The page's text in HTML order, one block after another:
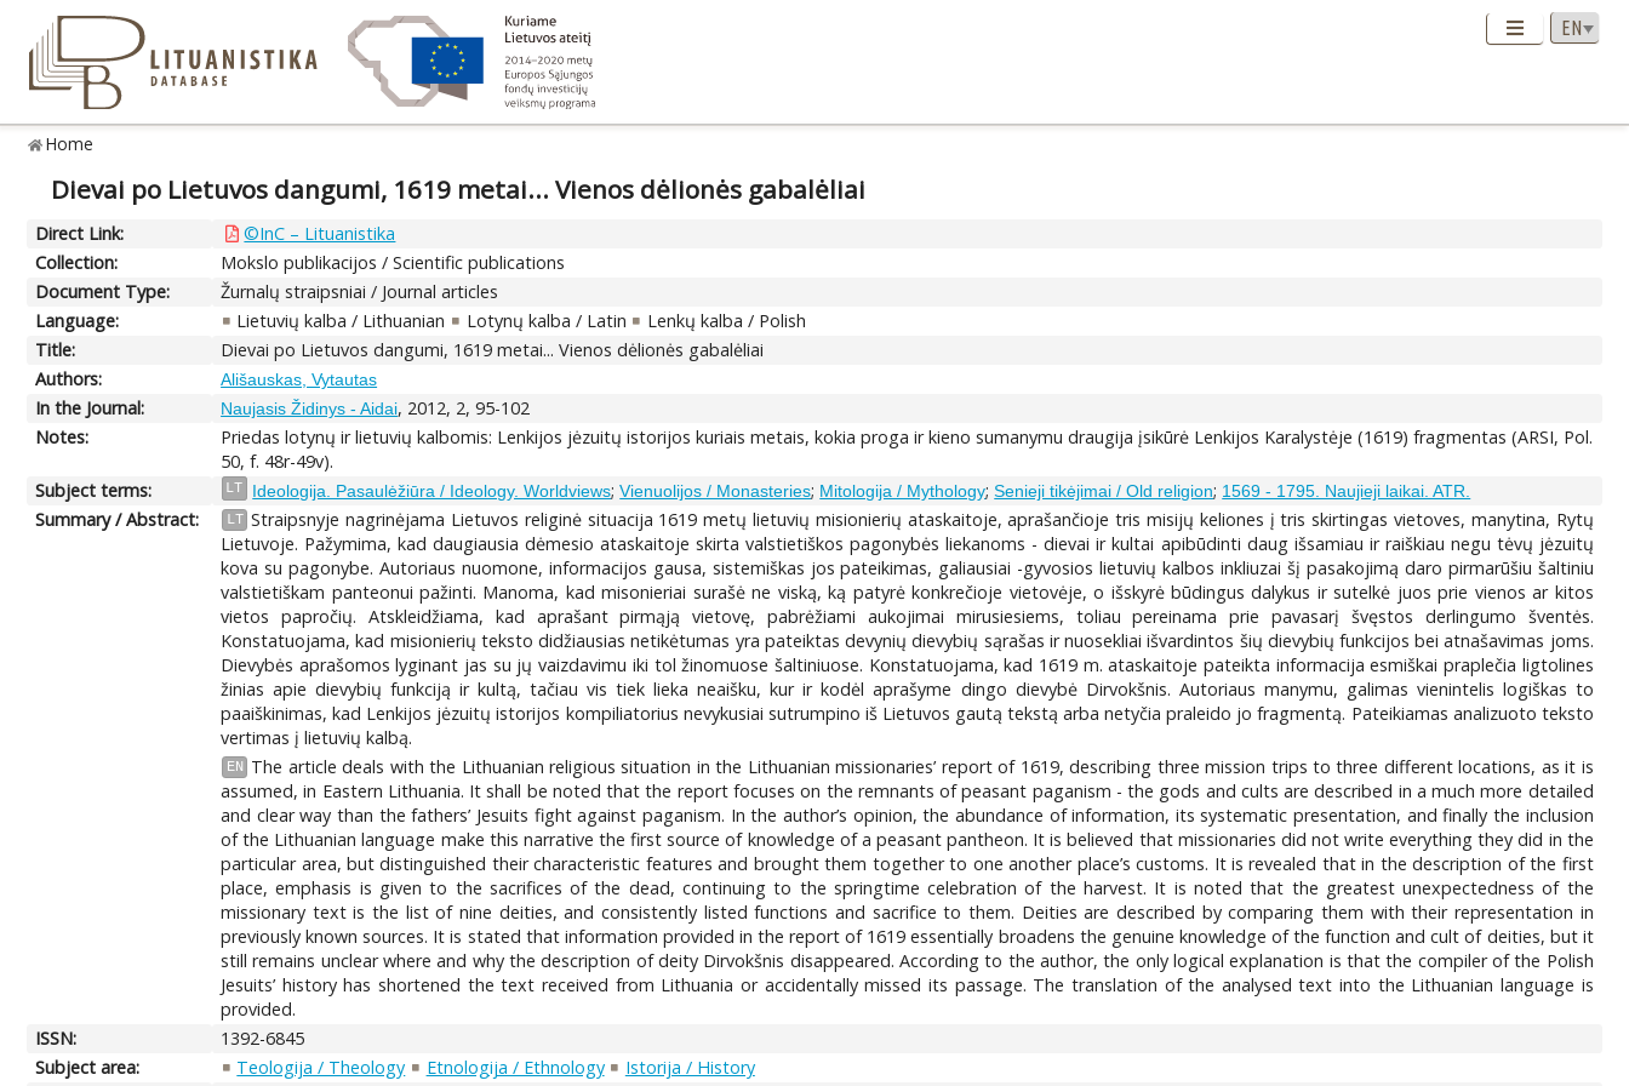
Home
Dievai po Lietuvos dangumi, 1619 metai... Vienos dėlionės gabalėliai
Direct Link:
©InC – Lituanistika
Collection:
Mokslo publikacijos / Scientific publications
Document Type:
Žurnalų straipsniai / Journal articles
Language:
Lietuvių kalba / Lithuanian Lotynų kalba / Latin
Lenkų kalba / Polish
Title:
Dievai po Lietuvos dangumi, 1619 metai... Vienos dėlionės gabalėliai
Authors:
Ališauskas, Vytautas
In the Journal: Naujasis Židinys - Aidai, 2012, 2, 95-102
Notes:
Priedas lotynų ir lietuvių kalbomis: Lenkijos jėzuitų istorijos kuriais metais, kokia proga ir kieno sumanymu draugija įsikūrė Lenkijos Karalystėje (1619) fragmentas (ARSI, Pol.
50, f. 48r-49v).
Subject terms:
LT Ideologija. Pasaulėžiūra / Ideology. Worldviews;Vienuolijos / Monasteries; Mitologija / Mythology;Senieji tikėjimai / Old religion; 1569 - 1795. Naujieji laikai. ATR.
Summary / Abstract: LT Straipsnyje nagrinėjama Lietuvos religinė situacija 1619 metų lietuvių misionierių ataskaitoje, aprašančioje tris misijų keliones į tris skirtingas vietoves, manytina, Rytų
Lietuvoje. Pažymima, kad daugiausia dėmesio ataskaitoje skirta valstietiškos pagonybės liekanoms - dievai ir kultai apibūdinti daug išsamiau ir raiškiau negu tėvų jėzuitų
kova su pagonybe. Autoriaus nuomone, informacijos gausa, sistemiškas jos pateikimas, galiausiai -gyvosios lietuvių kalbos inkliuzai šį pasakojimą daro pirmarūšiu šaltiniu
valstietiškam panteonui pažinti. Manoma, kad misonieriai surašė ne viską, ką patyrė konkrečioje vietovėje, o išskyrė būdingus dalykus ir sutelkė juos prie vienos ar kitos
vietos papročių. Atskleidžiama, kad aprašant pirmąją vietovę, pabrėžiami aukojimai mirusiesiems, toliau pereinama prie pavasarį švęstos derlingumo šventės.
Konstatuojama, kad misionierių teksto didžiausias netikėtumas yra pateiktas devynių dievybių sąrašas ir nuosekliai išvardintos šių dievybių funkcijos bei atnašavimas joms.
Dievybės aprašomos lyginant jas su jų vaizdavimu iki tol žinomuose šaltiniuose. Konstatuojama, kad 1619 m. ataskaitoje pateikta informacija esmiškai praplečia ligtolines
žinias apie dievybių funkciją ir kultą, tačiau vis tiek lieka neaišku, kur ir kodėl aprašyme dingo dievybė Dirvokšnis. Autoriaus manymu, galimas vienintelis logiškas to
paaiškinimas, kad Lenkijos jėzuitų istorijos kompiliatorius nevykusiai sutrumpino iš Lietuvos gautą tekstą arba netyčia praleido jo fragmentą. Pateikiamas analizuoto teksto
vertimas į lietuvių kalbą.
EN
The article deals with the Lithuanian religious situation in the Lithuanian missionaries’ report of 1619, describing three mission trips to three different locations, as it is
assumed, in Eastern Lithuania. It shall be noted that the report focuses on the remnants of peasant paganism - the gods and cults are described in a much more detailed
and clear way than the fathers’ Jesuits fight against paganism. In the author’s opinion, the abundance of information, its systematic presentation, and finally the inclusion
of the Lithuanian language make this narrative the first source of knowledge of a peasant pantheon. It is believed that missionaries did not write everything they did in the
particular area, but distinguished their characteristic features and brought them together to one another place’s customs. It is revealed that in the description of the first
place, emphasis is given to the sacrifices of the dead, continuing to the springtime celebration of the harvest. It is noted that the greatest unexpectedness of the
missionary text is the list of nine deities, and consistently listed functions and sacrifice to them. Deities are described by comparing them with their representation in
previously known sources. It is stated that information provided in the report of 1619 essentially broadens the genuine knowledge of the function and cult of deities, but it
still remains unclear where and why the description of deity Dirvokšnis disappeared. According to the author, the only logical explanation is that the compiler of the Polish
Jesuits’ history has shortened the text received from Lithuania or accidentally missed its passage. The translation of the analysed text into the Lithuanian language is
provided.
ISSN:
1392-6845
Subject area:
Teologija / Theology Etnologija / Ethnology
Istorija / History